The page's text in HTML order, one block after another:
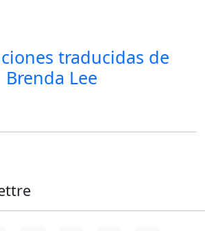
traducidas de
Brenda Lee